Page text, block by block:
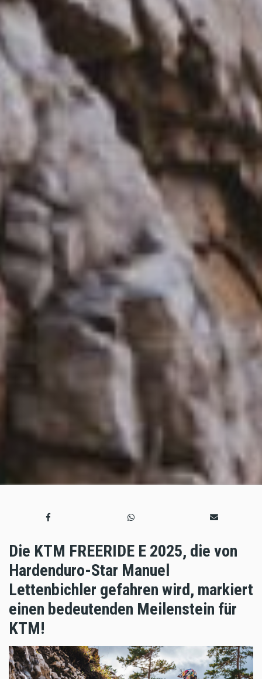
Die KTM FREERIDE E 2025, die von
Hardenduro-Star Manuel
Lettenbichler gefahren wird, markiert
einen bedeutenden Meilenstein für
KTM!